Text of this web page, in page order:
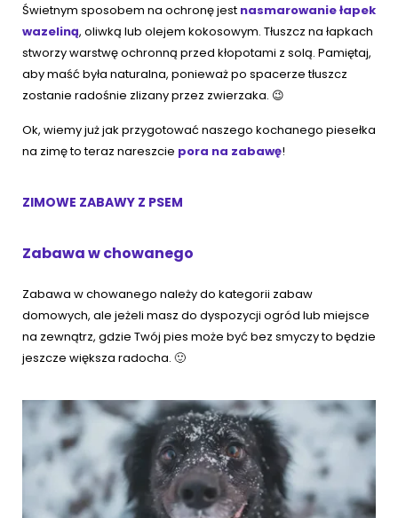
Świetnym sposobem na ochronę jest nasmarowanie łapek
wazeliną, oliwką lub olejem kokosowym. Tłuszcz na łapkach
stworzy warstwę ochronną przed kłopotami z solą. Pamiętaj,
aby maść była naturalna, ponieważ po spacerze tłuszcz
zostanie radośnie zlizany przez zwierzaka. 😉
Ok, wiemy już jak przygotować naszego kochanego piesełka
na zimę to teraz nareszcie pora na zabawę!
ZIMOWE ZABAWY Z PSEM
Zabawa w chowanego
Zabawa w chowanego należy do kategorii zabaw
domowych, ale jeżeli masz do dyspozycji ogród lub miejsce
na zewnątrz, gdzie Twój pies może być bez smyczy to będzie
jeszcze większa radocha. 🙂